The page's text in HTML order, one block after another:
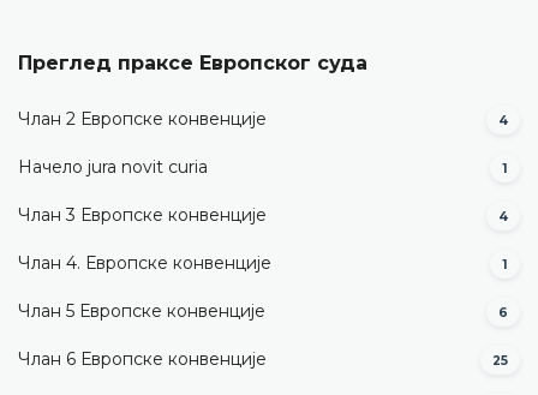
Преглед праксе Европског суда
Члан 2 Европске конвенције 4
Начело jura novit curia 1
Члан 3 Европске конвенције 4
Члан 4. Европске конвенције 1
Члан 5 Европске конвенције 6
Члан 6 Европске конвенције 25